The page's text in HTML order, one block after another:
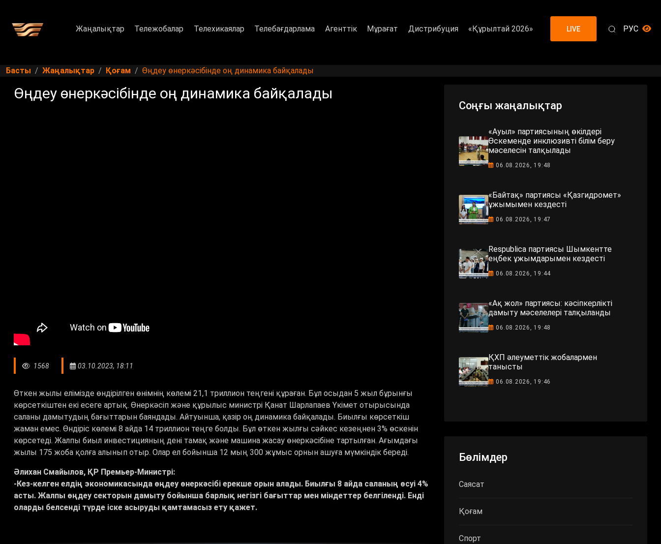
Жаңалықтар Тележобалар Телехикаялар Телебағдарлама Агенттік Мұрағат Дистрибуция «Құрылтай 2026» LIVE РУС
Басты Жаңалықтар Қоғам Өңдеу өнеркәсібінде оң динамика байқалады
Өңдеу өнеркәсібінде оң динамика байқалады
1568 03.10.2023, 18:11
Өткен жылы елімізде өндірілген өнімнің көлемі 21,1 триллион теңгені құраған. Бұл осыдан 5 жыл бұрынғы
көрсеткіштен екі есеге артық. Өнеркәсіп және құрылыс министрі Қанат Шарлапаев Үкімет отырысында
саланы дамытудың бағыттарын баяндады. Айтуынша, қазір оң динамика байқалады. Биылғы көрсеткіш
жаман емес. Өндіріс көлемі 8 айда 14 триллион теңге болды. Бұл өткен жылғы сәйкес кезеңнен 3% өскенін
көрсетеді. Жалпы биыл инвестицияның дені тамақ және машина жасау өнеркәсібіне тартылған. Ағымдағы
жылы 175 жоба қолға алынып отыр. Олар ел бойынша 12 мың 300 жұмыс орнын ашуға мүмкіндік береді.
Әлихан Смайылов, ҚР Премьер-Министрі:
-Кез-келген елдің экономикасында өңдеу өнеркәсібі ерекше орын алады. Биылғы 8 айда саланың өсуі 4%
асты. Жалпы өңдеу секторын дамыту бойынша барлық негізгі бағыттар мен міндеттер белгіленді. Енді
оларды белсенді түрде іске асыруды қамтамасыз ету қажет.
Соңғы жаңалықтар
«Ауыл» партиясының өкілдері
Өскеменде инклюзивті білім беру
мәселесін талқылады
06.08.2026, 19:48
«Байтақ» партиясы «Қазгидромет»
ұжымымен кездесті
06.08.2026, 19:47
Respublica партиясы Шымкентте
еңбек ұжымдарымен кездесті
06.08.2026, 19:44
«Ақ жол» партиясы: кәсіпкерлікті
дамыту мәселелері талқыланды
06.08.2026, 19:48
ҚХП әлеуметтік жобалармен
танысты
06.08.2026, 19:46
Бөлімдер
Саясат
Қоғам
Спорт